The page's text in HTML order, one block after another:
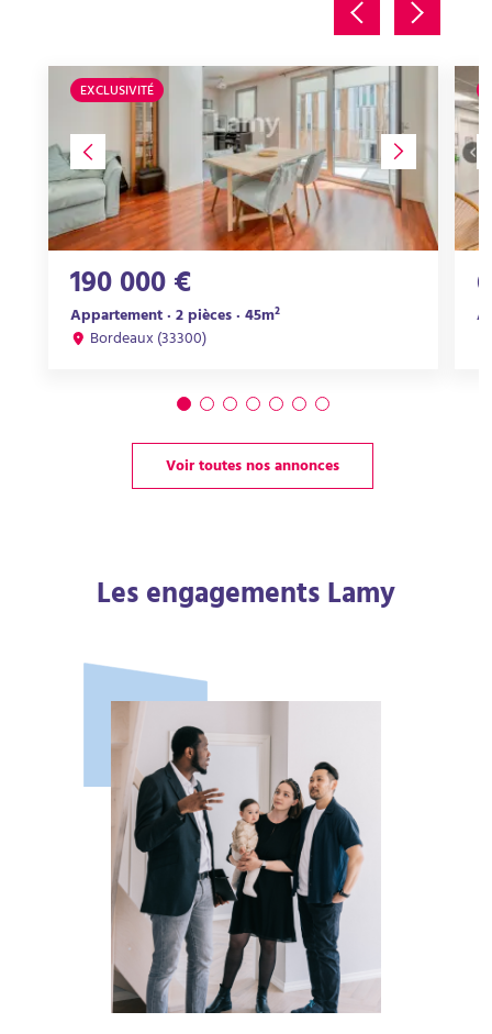
EXCLUSIVITÉ
190 000 €
Appartement · 2 pièces · 45m²
Bordeaux (33300)
Voir toutes nos annonces
Les engagements Lamy